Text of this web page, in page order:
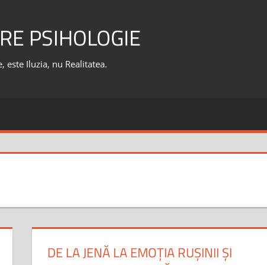
PSIHOLOGIE
este Iluzia, nu Realitatea.
DE LA JENĂ LA EMOȚIA RUȘINII ȘI